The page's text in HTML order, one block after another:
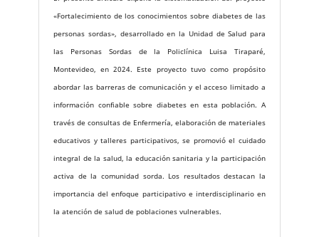
«Fortalecimiento de los conocimientos sobre diabetes de las
personas sordas», desarrollado en la Unidad de Salud para
las Personas Sordas de la Policlínica Luisa Tiraparé,
Montevideo, en 2024. Este proyecto tuvo como propósito
abordar las barreras de comunicación y el acceso limitado a
información confiable sobre diabetes en esta población. A
través de consultas de Enfermería, elaboración de materiales
educativos y talleres participativos, se promovió el cuidado
integral de la salud, la educación sanitaria y la participación
activa de la comunidad sorda. Los resultados destacan la
importancia del enfoque participativo e interdisciplinario en
la atención de salud de poblaciones vulnerables.